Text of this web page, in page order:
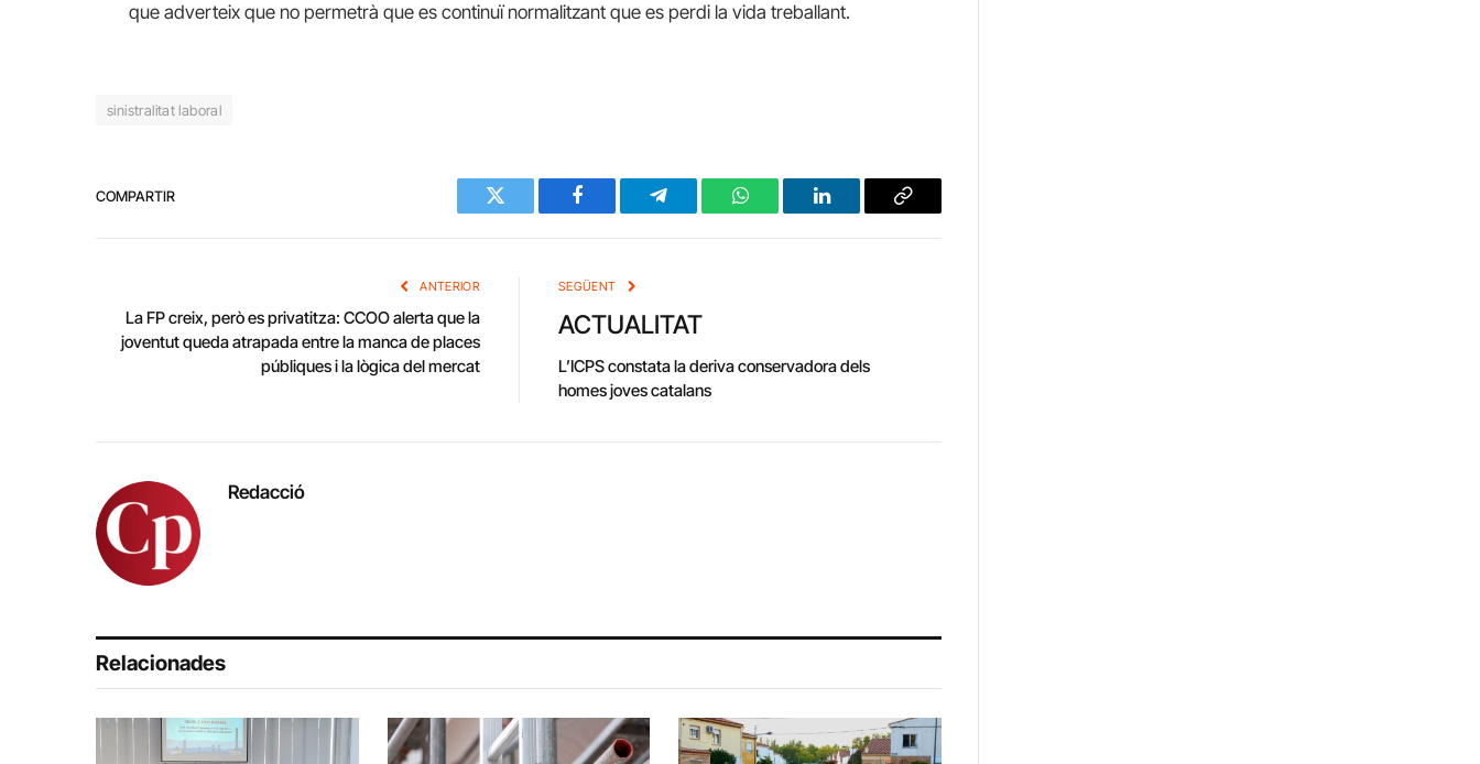
que adverteix que no permetrà que es continuï normalitzant que es perdi la vida treballant.
sinistralitat laboral
COMPARTIR
Twitter Facebook Telegram WhatsAppLinkedIn Copy
ANTERIOR
La FP creix, però es privatitza: CCOO alerta que la
joventut queda atrapada entre la manca de places
públiques i la lògica del mercat
SEGÜENT
ACTUALITAT
L’ICPS constata la deriva conservadora dels
homes joves catalans
Redacció
Relacionades